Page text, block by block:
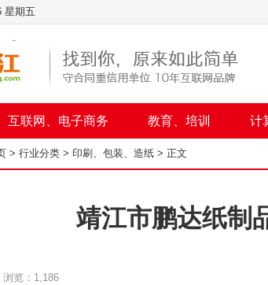
星期五
互联网、电子商务 教育、培训 计
> 行业分类 > 印刷、包装、造纸 > 正文
靖江市鹏达纸制
浏览：1,186